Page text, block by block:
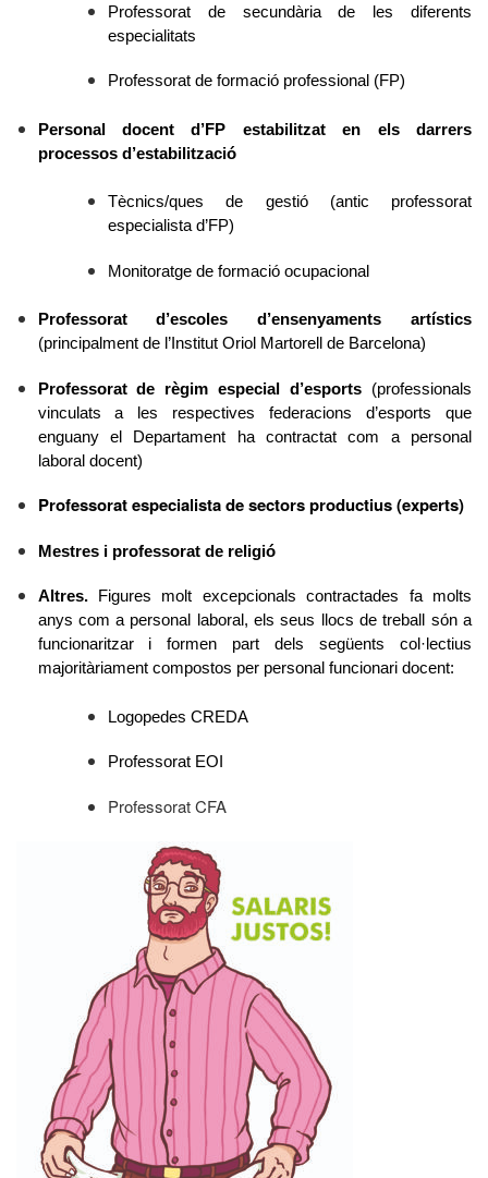
Professorat de secundària de les diferents
especialitats
Professorat de formació professional (FP)
Personal docent d’FP estabilitzat en els darrers
processos d’estabilització
Tècnics/ques de gestió (antic professorat
especialista d’FP)
Monitoratge de formació ocupacional
Professorat d’escoles d’ensenyaments artístics
(principalment de l’Institut Oriol Martorell de Barcelona)
Professorat de règim especial d’esports (professionals
vinculats a les respectives federacions d’esports que
enguany el Departament ha contractat com a personal
laboral docent)
Professorat especialista de sectors productius (experts)
Mestres i professorat de religió
Altres. Figures molt excepcionals contractades fa molts
anys com a personal laboral, els seus llocs de treball són a
funcionaritzar i formen part dels següents col·lectius
majoritàriament compostos per personal funcionari docent:
Logopedes CREDA
Professorat EOI
Professorat CFA